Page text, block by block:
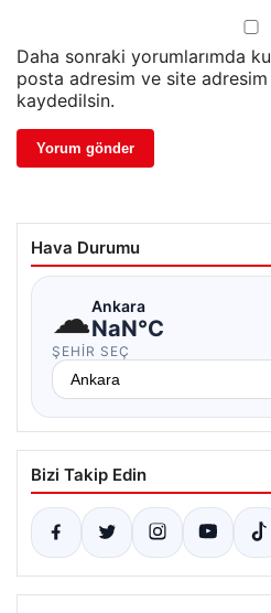
Daha sonraki yorumlarımda
posta adresim ve site adresim
kaydedilsin.
Hava Durumu
☁Ankara
NaN°C
ŞEHIR SEÇ
Bizi Takip Edin